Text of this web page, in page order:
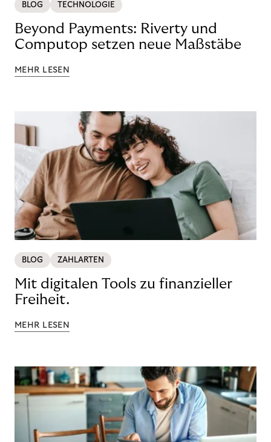
BLOG TECHNOLOGIE
Beyond Payments: Riverty und
Computop setzen neue Maßstäbe
MEHR LESEN
BLOG ZAHLARTEN
Mit digitalen Tools zu finanzieller
Freiheit.
MEHR LESEN